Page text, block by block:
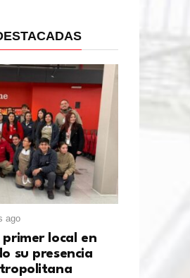
ago
local en
su presencia